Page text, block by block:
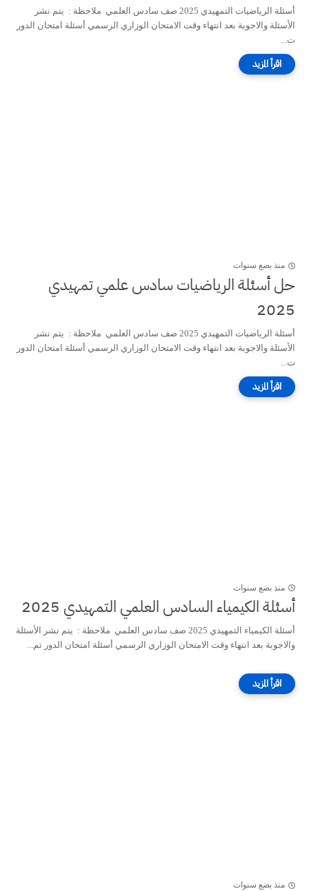
أسئلة الرياضيات التمهيدي 2025 صف سادس العلمي ملاحظة : يتم نشر
الأسئلة والاجوبة بعد انتهاء وقت الامتحان الوزاري الرسمي أسئلة امتحان الدور
ت...
منذ بضع سنوات
حل أسئلة الرياضيات سادس علمي تمهيدي
2025
أسئلة الرياضيات التمهيدي 2025 صف سادس العلمي ملاحظة : يتم نشر
الأسئلة والاجوبة بعد انتهاء وقت الامتحان الوزاري الرسمي أسئلة امتحان الدور
ت...
منذ بضع سنوات
أسئلة الكيمياء السادس العلمي التمهيدي 2025
أسئلة الكيمياء التمهيدي 2025 صف سادس العلمي ملاحظة : يتم نشر الأسئلة
والاجوبة بعد انتهاء وقت الامتحان الوزاري الرسمي أسئلة امتحان الدور تم...
منذ بضع سنوات